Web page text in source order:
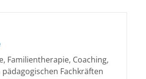
Familientherapie, Coaching,
pädagogischen Fachkräften